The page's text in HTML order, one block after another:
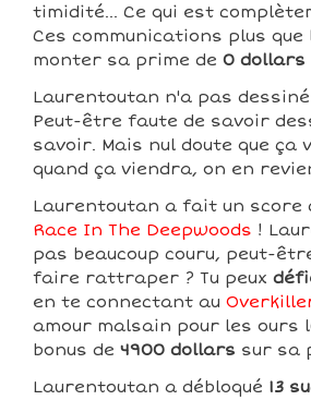
timidité... Ce qui est
Ces communications plus
monter sa prime de 0 dollars
Laurentoutan n'a pas dessiné
Peut-être faute de savoir
savoir. Mais nul doute que ça
quand ça viendra, on en
Laurentoutan a fait un score
Race In The Deepwoods !
pas beaucoup couru, peut-
faire rattraper ? Tu peux
en te connectant au
amour malsain pour les ours
bonus de 4900 dollars sur sa
Laurentoutan a débloqué 13